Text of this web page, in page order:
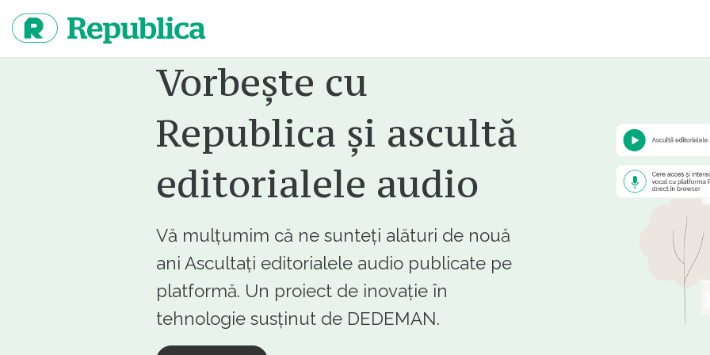
continut
Vorbește cu
Republica și ascultă
editorialele audio
Vă mulțumim că ne sunteți alături de nouă
ani Ascultați editorialele audio publicate pe
platformă. Un proiect de inovație în
tehnologie susținut de DEDEMAN.